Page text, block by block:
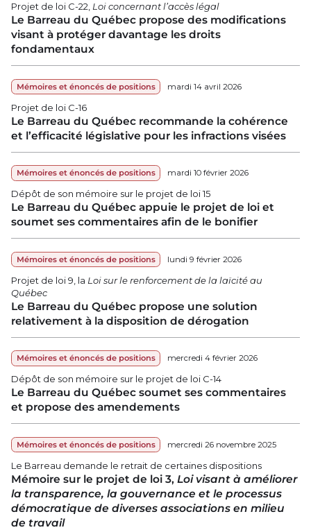
Projet de loi C-22, Loi concernant l’accès légal
Le Barreau du Québec propose des modifications
visant à protéger davantage les droits
fondamentaux
Mémoires et énoncés de positions mardi 14 avril 2026
Projet de loi C-16
Le Barreau du Québec recommande la cohérence
et l’efficacité législative pour les infractions visées
Mémoires et énoncés de positions mardi 10 février 2026
Dépôt de son mémoire sur le projet de loi 15
Le Barreau du Québec appuie le projet de loi et
soumet ses commentaires afin de le bonifier
Mémoires et énoncés de positions lundi 9 février 2026
Projet de loi 9, la Loi sur le renforcement de la laïcité au
Québec
Le Barreau du Québec propose une solution
relativement à la disposition de dérogation
Mémoires et énoncés de positions mercredi 4 février 2026
Dépôt de son mémoire sur le projet de loi C-14
Le Barreau du Québec soumet ses commentaires
et propose des amendements
Mémoires et énoncés de positions mercredi 26 novembre 2025
Le Barreau demande le retrait de certaines dispositions
Mémoire sur le projet de loi 3, Loi visant à améliorer
la transparence, la gouvernance et le processus
démocratique de diverses associations en milieu
de travail